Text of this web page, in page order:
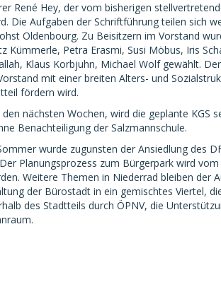
René Hey, der vom bisherigen
Die Aufgaben der Schriftführung teilen sich
Oldenbourg. Zu Beisitzern im Vorstand
Kümmerle, Petra Erasmi, Susi Möbus, Iris
Klaus Korbjuhn, Michael Wolf gewählt.
mit einer breiten Alters- und
fördern wird.
nächsten Wochen, wird die geplante KGS
Benachteiligung der Salzmannschule.
wurde zugunsten der Ansiedlung des
Planungsprozess zum Bürgerpark wird vom
Weitere Themen in Niederrad bleiben der
der Bürostadt in ein gemischtes Viertel,
des Stadtteils durch ÖPNV, die